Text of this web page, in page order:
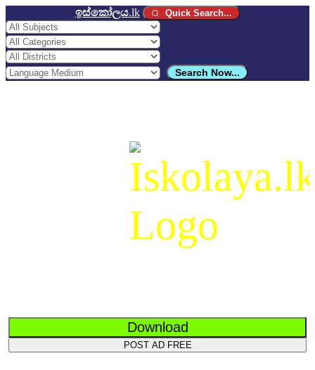
ඉස්කෝලය.lk Quick Search...
Search Now...
Download
POST AD FREE